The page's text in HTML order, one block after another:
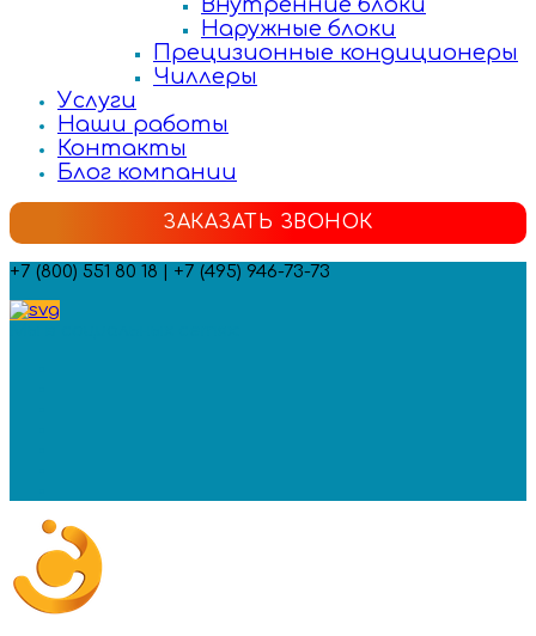
Внутренние блоки
Наружные блоки
Прецизионные кондиционеры
Чиллеры
Услуги
Наши работы
Контакты
Блог компании
ЗАКАЗАТЬ ЗВОНОК
+7 (800) 551 80 18 | +7 (495) 946-73-73